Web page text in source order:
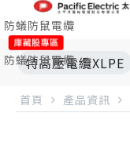
防蟻防鼠電纜
防蟻防鼠電纜
特高壓電纜XLPE
首頁 產品資訊